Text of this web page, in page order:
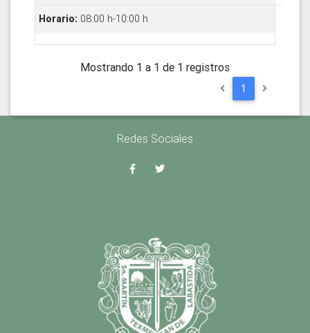
08:00 h-10:00 h
Mostrando 1 a 1 de 1 registros
1
Redes Sociales